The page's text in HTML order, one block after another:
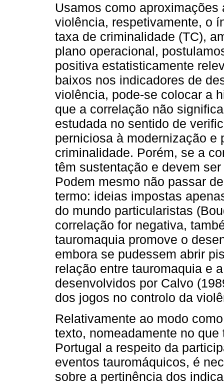
Usamos como
violência, respetivamente, o
taxa de criminalidade (TC),
plano operacional,
positiva estatisticamente
baixos nos indicadores de
violência, pode-se colocar a
que a correlação não
estudada no sentido de
perniciosa à modernização
criminalidade. Porém, se a
têm sustentação e devem
Podem mesmo não passar
termo: ideias impostas
do mundo particularistas
correlação for negativa,
tauromaquia promove o
embora se pudessem abrir
relação entre tauromaquia e
desenvolvidos por Calvo
dos jogos no controlo da
Relativamente ao modo
texto, nomeadamente no
Portugal a respeito da
eventos tauromáquicos, é
sobre a pertinência dos